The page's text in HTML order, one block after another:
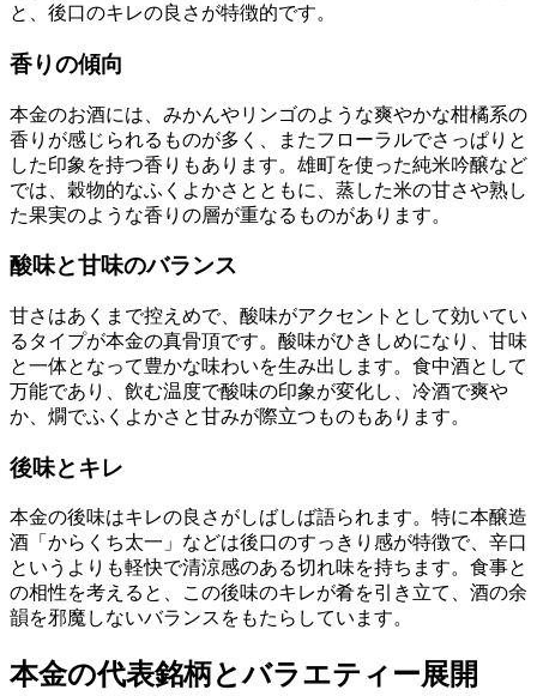
と、後口のキレの良さが特徴的です。
香りの傾向
本金のお酒には、みかんやリンゴのような爽やかな柑橘系の
香りが感じられるものが多く、またフローラルでさっぱりと
した印象を持つ香りもあります。雄町を使った純米吟醸など
では、穀物的なふくよかさとともに、蒸した米の甘さや熟し
た果実のような香りの層が重なるものがあります。
酸味と甘味のバランス
甘さはあくまで控えめで、酸味がアクセントとして効いてい
るタイプが本金の真骨頂です。酸味がひきしめになり、甘味
と一体となって豊かな味わいを生み出します。食中酒として
万能であり、飲む温度で酸味の印象が変化し、冷酒で爽や
か、燗でふくよかさと甘みが際立つものもあります。
後味とキレ
本金の後味はキレの良さがしばしば語られます。特に本醸造
酒「からくち太一」などは後口のすっきり感が特徴で、辛口
というよりも軽快で清涼感のある切れ味を持ちます。食事と
の相性を考えると、この後味のキレが肴を引き立て、酒の余
韻を邪魔しないバランスをもたらしています。
本金の代表銘柄とバラエティー展開